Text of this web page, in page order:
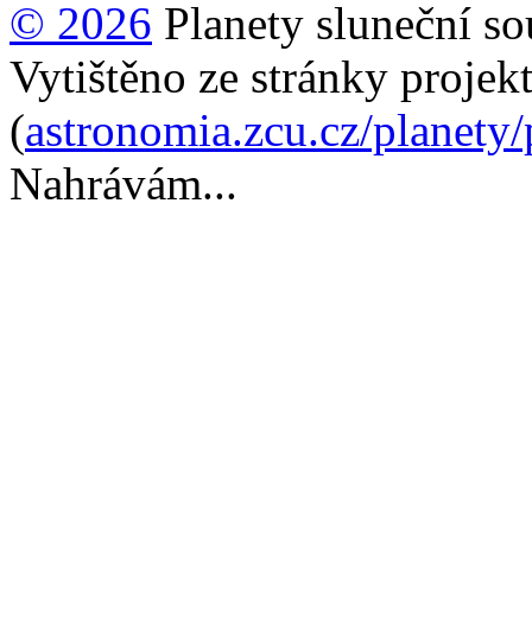
© 2026 Planety sluneční
Vytištěno ze stránky
(astronomia.zcu.cz/
Nahrávám...